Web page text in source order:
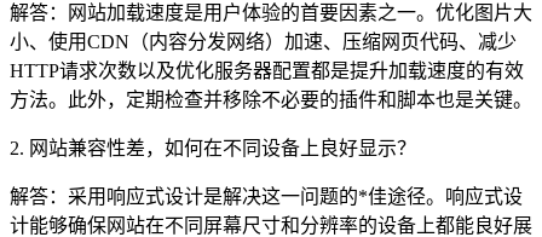
解答：网站加载速度是用户体验的首要因素之一。优化图片大
小、使用CDN（内容分发网络）加速、压缩网页代码、减少
HTTP请求次数以及优化服务器配置都是提升加载速度的有效
方法。此外，定期检查并移除不必要的插件和脚本也是关键。
2. 网站兼容性差，如何在不同设备上良好显示？
解答：采用响应式设计是解决这一问题的*佳途径。响应式设
计能够确保网站在不同屏幕尺寸和分辨率的设备上都能良好展